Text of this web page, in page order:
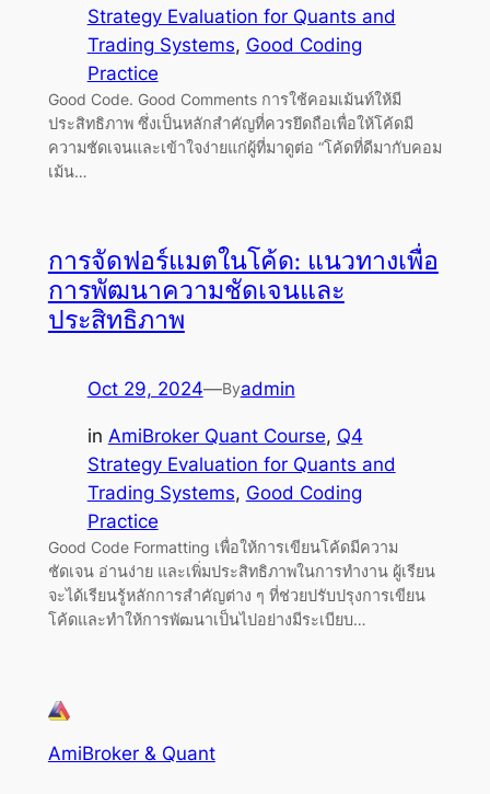
Strategy Evaluation for Quants and
Trading Systems, Good Coding
Practice
Good Code. Good Comments การใช้คอมเม้นท์ให้มี
ประสิทธิภาพ ซึ่งเป็นหลักสำคัญที่ควรยึดถือเพื่อให้โค้ดมี
ความชัดเจนและเข้าใจง่ายแก่ผู้ที่มาดูต่อ “โค้ดที่ดีมากับคอม
เม้น…
การจัดฟอร์แมตในโค้ด: แนวทางเพื่อ
การพัฒนาความชัดเจนและ
ประสิทธิภาพ
Oct 29, 2024—Byadmin
in AmiBroker Quant Course, Q4
Strategy Evaluation for Quants and
Trading Systems, Good Coding
Practice
Good Code Formatting เพื่อให้การเขียนโค้ดมีความ
ชัดเจน อ่านง่าย และเพิ่มประสิทธิภาพในการทำงาน ผู้เรียน
จะได้เรียนรู้หลักการสำคัญต่าง ๆ ที่ช่วยปรับปรุงการเขียน
โค้ดและทำให้การพัฒนาเป็นไปอย่างมีระเบียบ…
AmiBroker & Quant